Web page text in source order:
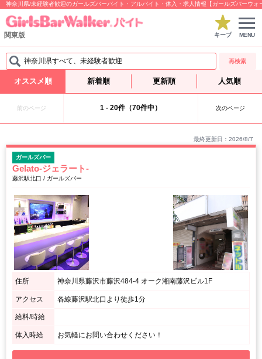
神奈川県/未経験者歓迎のガールズバーバイト・アルバイト・体入・求人情報【ガールズバーウォ
関東版 キープ MENU
神奈川県すべて、未経験者歓迎 再検索
オススメ順 新着順 更新順 人気順
前のページ 1 - 20件（70件中） 次のページ
最終更新日：2026/8/7
ガールズバー
Gelato-ジェラート-
藤沢駅北口 / ガールズバー
住所 神奈川県藤沢市藤沢484-4 オーク湘南藤沢ビル1F
アクセス 各線藤沢駅北口より徒歩1分
給料/時給
体入時給 お気軽にお問い合わせください！